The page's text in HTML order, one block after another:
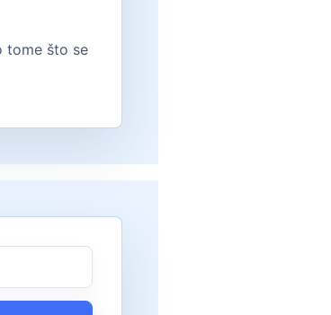
tome što se